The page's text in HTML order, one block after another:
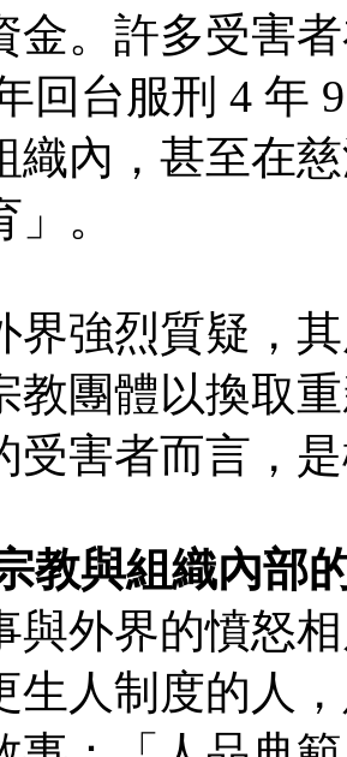
金。許多受害
回台服刑 4 年
織內，甚至在
。
界強烈質疑，
教團體以換取
受害者而言，
教與組織內部
與外界的憤怒
生人制度的人